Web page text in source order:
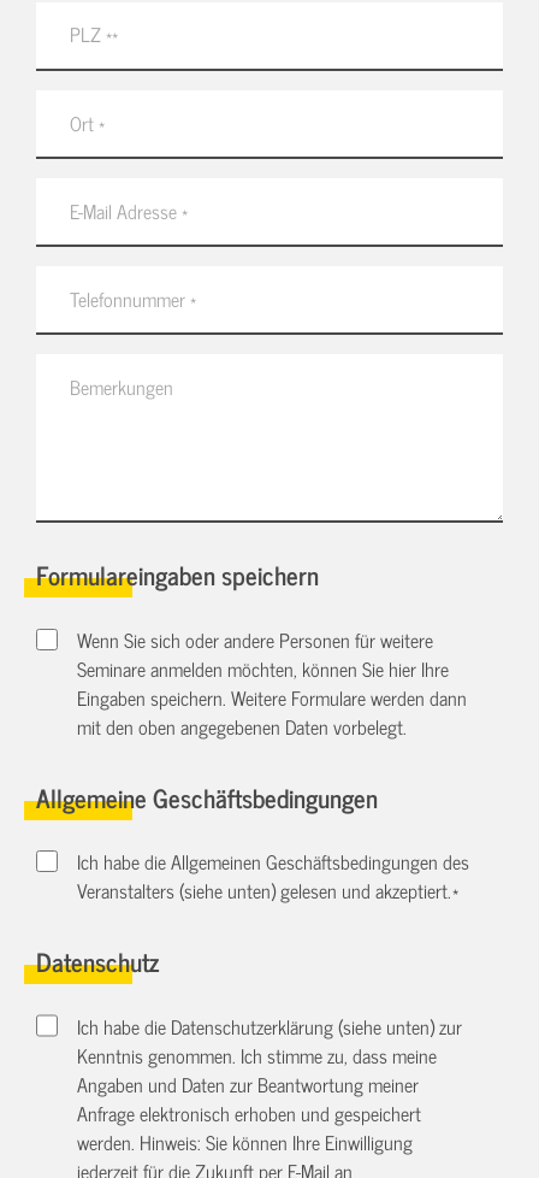
Formulareingaben speichern
Wenn Sie sich oder andere Personen für weitere
Seminare anmelden möchten, können Sie hier Ihre
Eingaben speichern. Weitere Formulare werden dann
mit den oben angegebenen Daten vorbelegt.
Allgemeine Geschäftsbedingungen
Ich habe die Allgemeinen Geschäftsbedingungen des
Veranstalters (siehe unten) gelesen und akzeptiert.*
Datenschutz
Ich habe die Datenschutzerklärung (siehe unten) zur
Kenntnis genommen. Ich stimme zu, dass meine
Angaben und Daten zur Beantwortung meiner
Anfrage elektronisch erhoben und gespeichert
werden. Hinweis: Sie können Ihre Einwilligung
jederzeit für die Zukunft per E-Mail an